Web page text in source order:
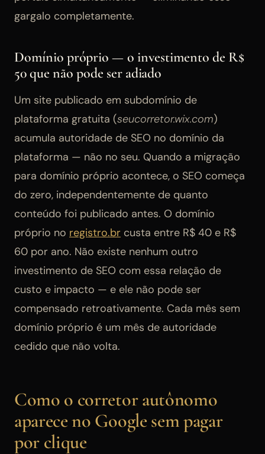
gargalo completamente.
Domínio próprio — o investimento de R$
50 que não pode ser adiado
Um site publicado em subdomínio de
plataforma gratuita (seucorretor.wix.com)
acumula autoridade de SEO no domínio da
plataforma — não no seu. Quando a migração
para domínio próprio acontece, o SEO começa
do zero, independentemente de quanto
conteúdo foi publicado antes. O domínio
próprio no registro.br custa entre R$ 40 e R$
60 por ano. Não existe nenhum outro
investimento de SEO com essa relação de
custo e impacto — e ele não pode ser
compensado retroativamente. Cada mês sem
domínio próprio é um mês de autoridade
cedido que não volta.
Como o corretor autônomo
aparece no Google sem pagar
por clique